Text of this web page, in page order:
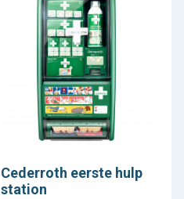
Cederroth eerste hulp
station